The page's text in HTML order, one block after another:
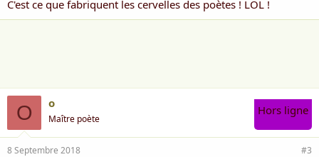
C'est ce que fabriquent les cervelles des poètes ! LOL !
O o
Maître poète
Hors ligne
8 Septembre 2018 #3